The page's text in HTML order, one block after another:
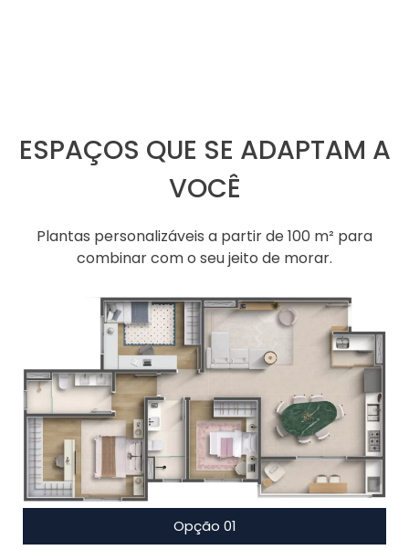
ESPAÇOS QUE SE ADAPTAM A
VOCÊ
Plantas personalizáveis a partir de 100 m² para
combinar com o seu jeito de morar.
Opção 01